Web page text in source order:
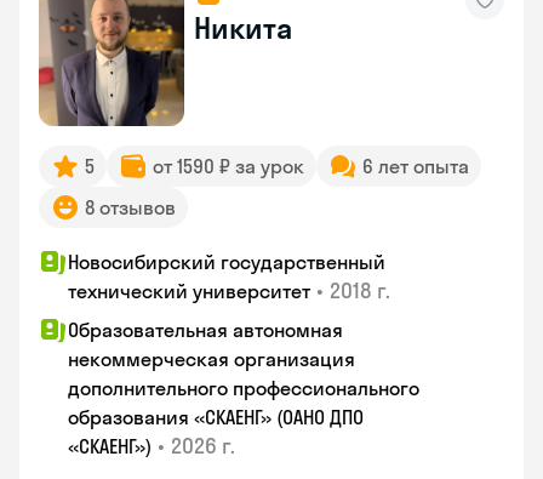
Никита
5 от 1590 ₽ за урок
6 лет опыта
8 отзывов
Новосибирский государственный
технический университет • 2018 г.
Образовательная автономная
некоммерческая организация
дополнительного профессионального
образования «СКАЕНГ» (ОАНО ДПО
«СКАЕНГ») • 2026 г.